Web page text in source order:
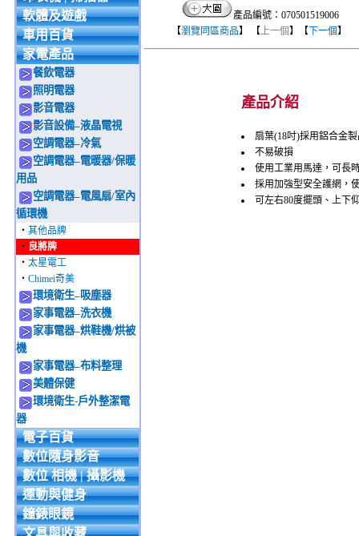
軟體及遊戲
車用百貨
家電產品
餐飲電器
照明電器
影音電器
影音設備–液晶電視
空調電器–冷氣
空調電器–電暖器/保暖
用品
空調電器–電風扇/室內
循環機
‧ 其他品牌
‧ 良將牌
‧ 太星電工
‧ Chimei奇美
環境衛生–吸塵器
家事電器–洗衣機
家事電器–烘鞋機/烘被
機
家事電器–布料整理
美體保健
環境衛生-戶外整潔電
器
電子百貨
數位隨身影音
數位 相機 | 攝影機
運動與健身
鐘錶眼鏡
文具與收藏
產品編號：070501519006
【瀏覽同區商品】 【上一個】【 下一個】
產品介紹
扇葉(18吋)採用鋁合金製
不易破損
使用工業用馬達，可長
採用加強型安全護網，
可左右80度擺頭、上下